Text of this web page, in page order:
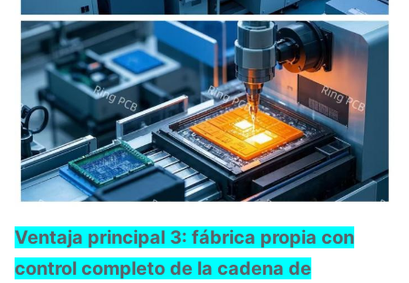
Ventaja principal 3: fábrica propia con
control completo de la cadena de